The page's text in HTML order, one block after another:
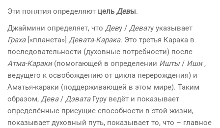
Эти понятия определяют цель Девы.
Джаймини определяет, что Деву / Девату указывает
Граха[«планета»] Девата-Карака. Это третья Карака в
последовательности (духовные потребности) после
Атма-Караки(помогающей в определении Ишты/ Иши,
ведущего к освобождению от цикла перерождения) и
Аматья-караки (поддерживающей в этом мире). Таким
образом, Дева/ ДэватаГуру ведёт и показывает
определённые присущие способности в этой жизни,
показывает духовный путь, показывает то, что – главное